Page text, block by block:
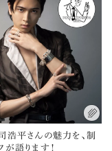
浩平さんの魅力を、制
が語ります！